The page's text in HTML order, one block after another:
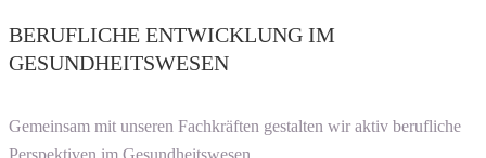
BERUFLICHE ENTWICKLUNG IM
GESUNDHEITSWESEN
Gemeinsam mit unseren Fachkräften gestalten wir aktiv berufliche
Perspektiven im Gesundheitswesen.